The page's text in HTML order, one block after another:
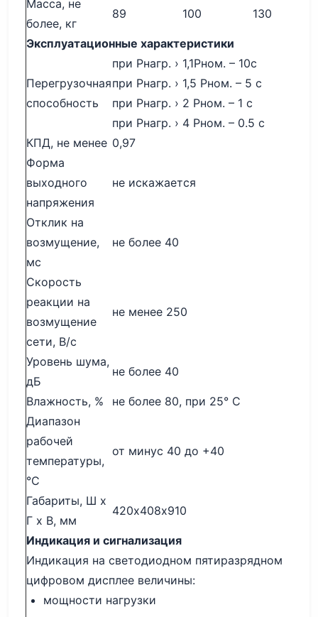
Масса, не
более, кг
89 100 130
Эксплуатационные характеристики
Перегрузочная
способность
при Рнагр. › 1,1Рном. – 10с
при Рнагр. › 1,5 Рном. – 5 с
при Рнагр. › 2 Рном. – 1 с
при Рнагр. › 4 Рном. – 0.5 с
КПД, не менее 0,97
Форма
выходного
напряжения
не искажается
Отклик на
возмущение,
мс
не более 40
Скорость
реакции на
возмущение
сети, В/с
не менее 250
Уровень шума,
дБ
не более 40
Влажность, %
не более 80, при 25° С
Диапазон
рабочей
температуры,
°С
от минус 40 до +40
Габариты, Ш х
Г х В, мм
420х408х910
Индикация и сигнализация
Индикация на светодиодном пятиразрядном
цифровом дисплее величины:
мощности нагрузки